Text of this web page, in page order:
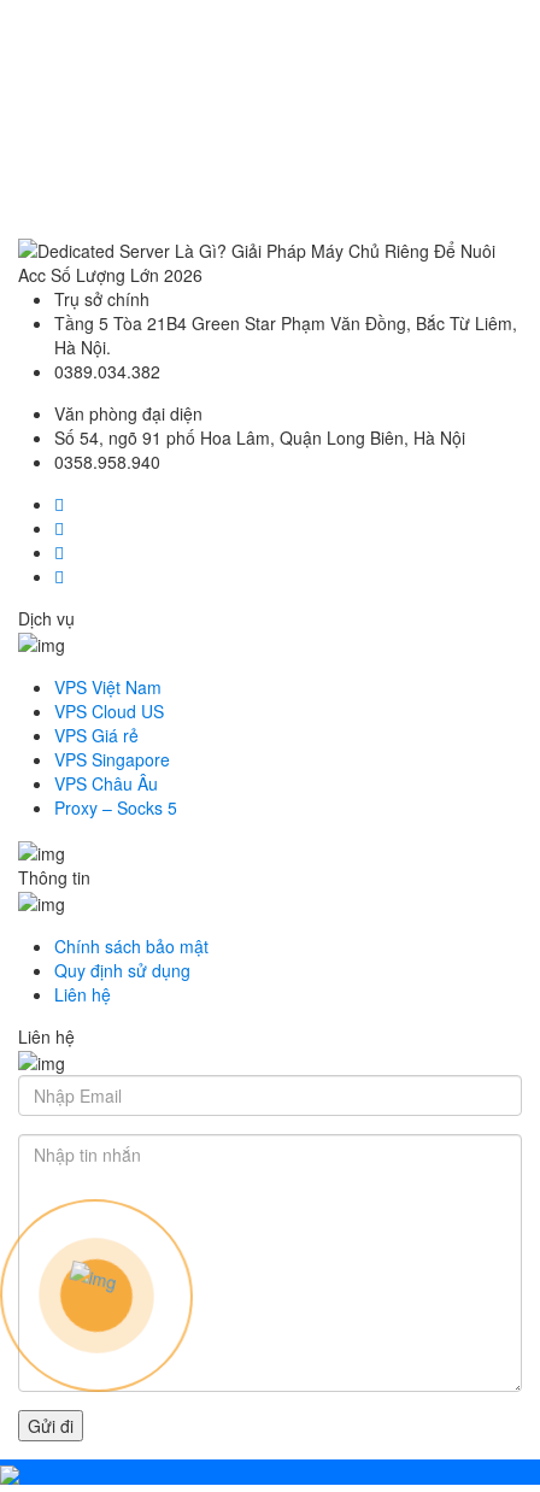
Trụ sở chính
Tầng 5 Tòa 21B4 Green Star Phạm Văn Đồng, Bắc Từ Liêm,
Hà Nội.
0389.034.382
Văn phòng đại diện
Số 54, ngõ 91 phố Hoa Lâm, Quận Long Biên, Hà Nội
0358.958.940
Dịch vụ
VPS Việt Nam
VPS Cloud US
VPS Giá rẻ
VPS Singapore
VPS Châu Âu
Proxy – Socks 5
Thông tin
Chính sách bảo mật
Quy định sử dụng
Liên hệ
Liên hệ